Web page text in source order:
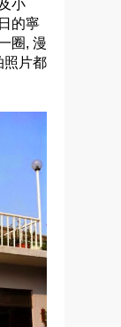
小
的寧
圈, 漫
照片都